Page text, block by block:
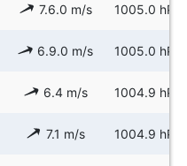
7.6.0 m/s 1005.0 hPa
6.9.0 m/s 1005.0 hPa
6.4 m/s 1004.9 hPa
7.1 m/s 1004.9 hPa